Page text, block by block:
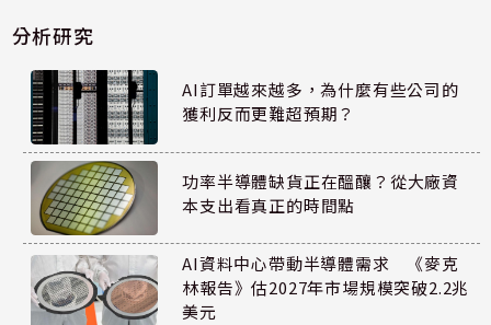
分析研究
AI訂單越來越多，為什麼有些公司的
獲利反而更難超預期？
功率半導體缺貨正在醞釀？從大廠資
本支出看真正的時間點
AI資料中心帶動半導體需求 《麥克
林報告》估2027年市場規模突破2.2兆
美元